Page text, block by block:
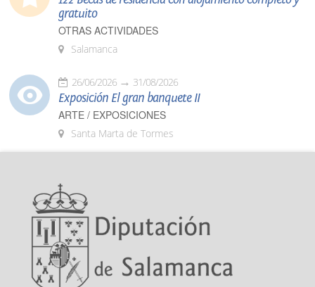
gratuito
OTRAS ACTIVIDADES
Salamanca
26/06/2026 31/08/2026
Exposición El gran banquete II
ARTE / EXPOSICIONES
Santa Marta de Tormes